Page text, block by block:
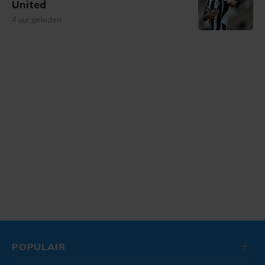
United
4 uur geleden
POPULAIR